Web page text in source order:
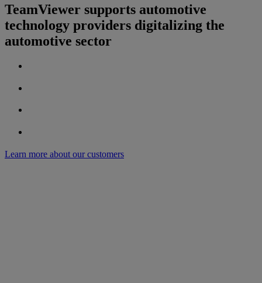
TeamViewer supports automotive
technology providers digitalizing the
automotive sector
Learn more about our customers